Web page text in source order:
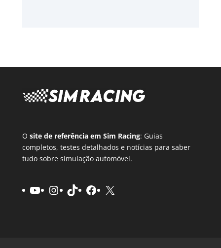
O site de referência em Sim Racing: Guias
completos, testes detalhados e notícias para saber
tudo sobre simulação automóvel.
YouTube
Instagram
TikTokFacebook
X